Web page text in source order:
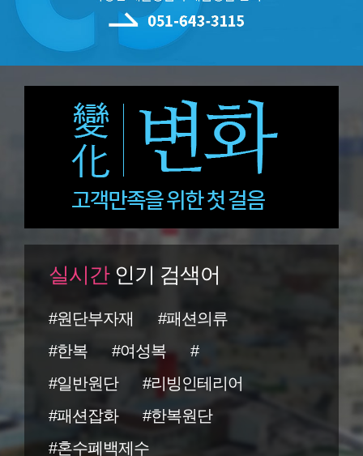
실시간인기 검색어
#원단부자재
#패션의류
#한복
#여성복
#
#일반원단
#리빙인테리어
#패션잡화
#한복원단
#혼수폐백제수